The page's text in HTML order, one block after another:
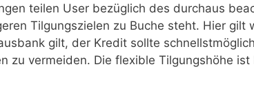
teilen User bezüglich des durchaus
Tilgungszielen zu Buche steht. Hier gilt
gilt, der Kredit sollte
zu vermeiden. Die flexible Tilgungshöhe